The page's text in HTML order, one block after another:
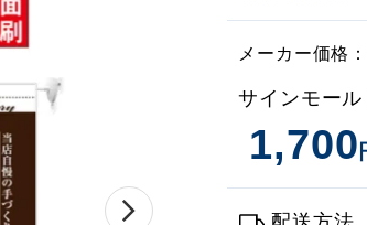
メーカー価格：
サインモー
1,700